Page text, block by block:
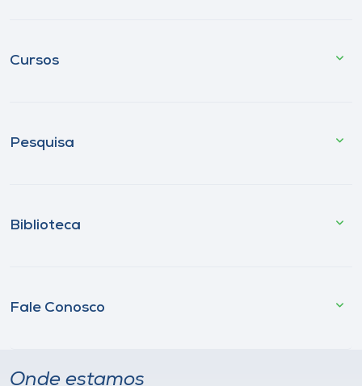
Cursos
Pesquisa
Biblioteca
Fale Conosco
Onde estamos